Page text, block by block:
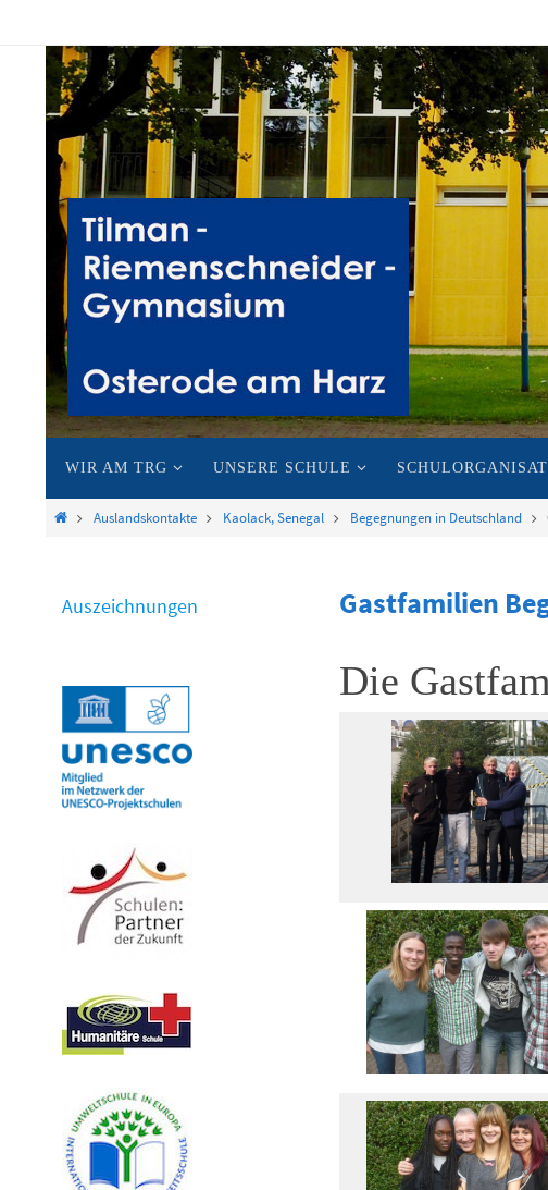
springen
Inhalt
WIR AM TRG UNSERE SCHULE
StartAuslandskontakte Kaolack, Senegal Begegnungen in Deutschland
Gastfamilien
Die
Auszeichnungen